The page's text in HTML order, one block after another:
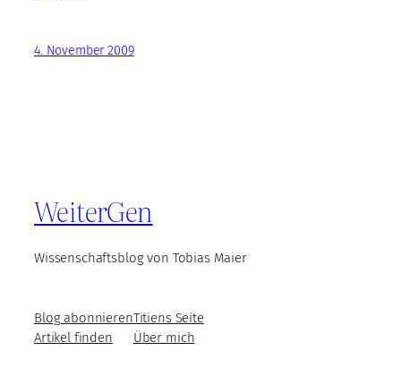
4. November 2009
WeiterGen
Wissenschaftsblog von Tobias Maier
Blog abonnieren
Artikel finden
Titiens Seite
Über mich